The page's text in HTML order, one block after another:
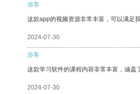
游客
这款app的视频资源非常丰富，可以满足
2024-07-30
游客
这款学习软件的课程内容非常丰富，涵盖
2024-07-30